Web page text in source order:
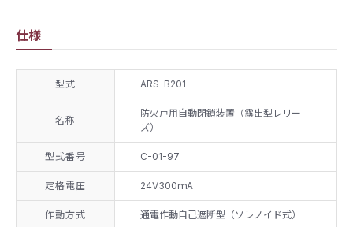
仕様
型式 ARS-B201
名称
防火戸用自動閉鎖装置（露出型レリー
ズ）
型式番号 C-01-97
定格電圧 24V300ｍA
作動方式 通電作動自己遮断型（ソレノイド式）